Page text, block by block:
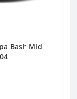
Bash Mid